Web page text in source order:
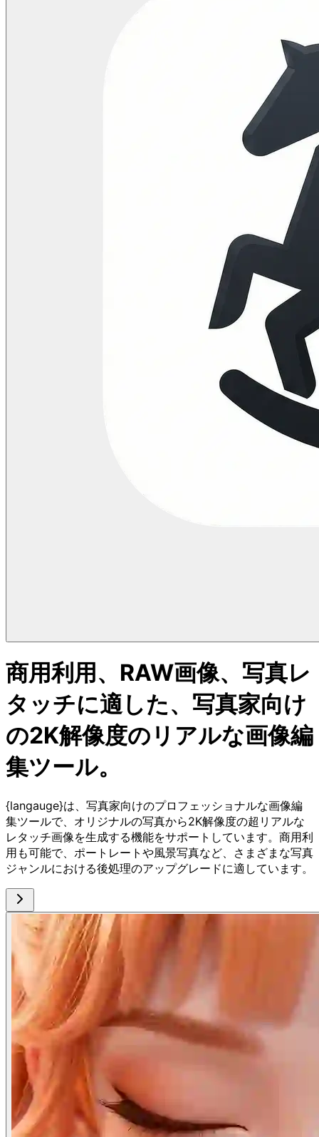
商用利用、RAW画像、写真レ
タッチに適した、写真家向け
の2K解像度のリアルな画像編
集ツール。
{langauge}は、写真家向けのプロフェッショナルな画像編
集ツールで、オリジナルの写真から2K解像度の超リアルな
レタッチ画像を生成する機能をサポートしています。商用利
用も可能で、ポートレートや風景写真など、さまざまな写真
ジャンルにおける後処理のアップグレードに適しています。